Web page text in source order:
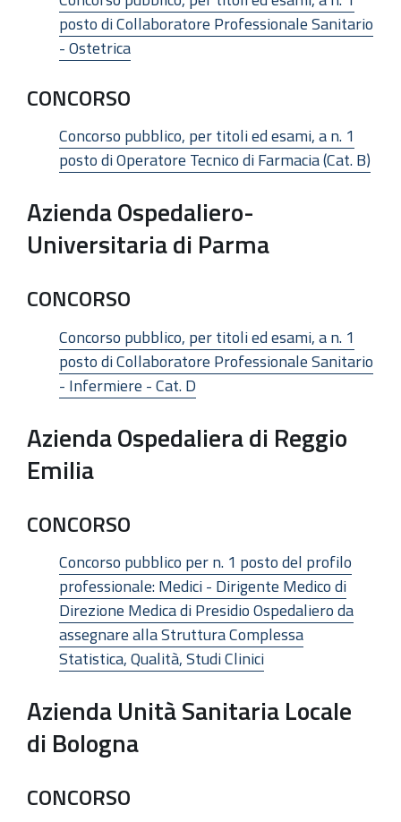
posto di Collaboratore Professionale Sanitario
- Ostetrica
CONCORSO
Concorso pubblico, per titoli ed esami, a n. 1
posto di Operatore Tecnico di Farmacia (Cat. B)
Azienda Ospedaliero-
Universitaria di Parma
CONCORSO
Concorso pubblico, per titoli ed esami, a n. 1
posto di Collaboratore Professionale Sanitario
- Infermiere - Cat. D
Azienda Ospedaliera di Reggio
Emilia
CONCORSO
Concorso pubblico per n. 1 posto del profilo
professionale: Medici - Dirigente Medico di
Direzione Medica di Presidio Ospedaliero da
assegnare alla Struttura Complessa
Statistica, Qualità, Studi Clinici
Azienda Unità Sanitaria Locale
di Bologna
CONCORSO